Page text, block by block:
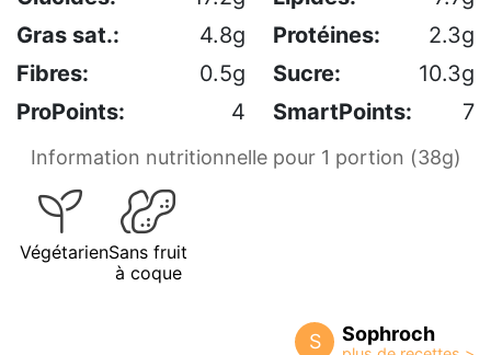
Gras sat.:
4.8g Protéines:
2.3g
Fibres:
0.5g Sucre:
10.3g
ProPoints:
4 SmartPoints: 7
Information nutritionnelle pour 1 portion (38g)
VégétarienSans fruit
à coque
S Sophroch